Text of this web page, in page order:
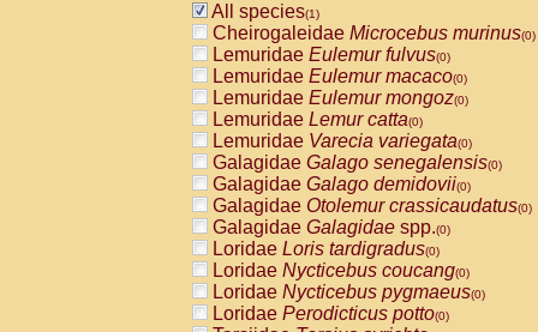
All species(1)
Cheirogaleidae Microcebus murinus(0)
Lemuridae Eulemur fulvus(0)
Lemuridae Eulemur macaco(0)
Lemuridae Eulemur mongoz(0)
Lemuridae Lemur catta(0)
Lemuridae Varecia variegata(0)
Galagidae Galago senegalensis(0)
Galagidae Galago demidovii(0)
Galagidae Otolemur crassicaudatus(0)
Galagidae Galagidae spp.(0)
Loridae Loris tardigradus(0)
Loridae Nycticebus coucang(0)
Loridae Nycticebus pygmaeus(0)
Loridae Perodicticus potto(0)